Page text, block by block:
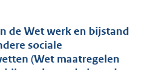
s
g
de Wet werk en bijstand
sociale
(Wet maatregelen